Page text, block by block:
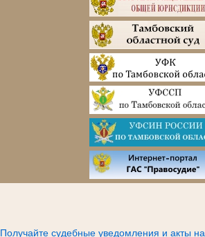
Получайте судебные уведомления и акты на